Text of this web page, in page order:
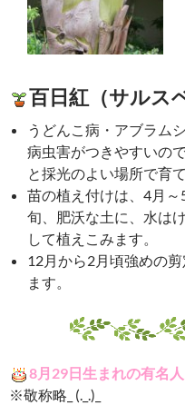
百日紅（サルス
うどんこ病・アブラムシ
病虫害がつきやすいの
と採光のよい場所で育て
苗の植え付けは、4月～
旬、肥沃な土に、水は
して植えこみます。
12月から2月頃強めの剪
ます。
8月29日生まれの有名人
※敬称略_ (._.)_